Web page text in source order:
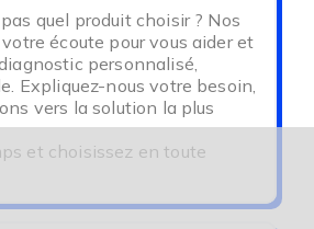
quel produit choisir ? Nos
écoute pour vous aider et
personnalisé,
Expliquez-nous votre besoin,
vers la solution la plus
et choisissez en toute